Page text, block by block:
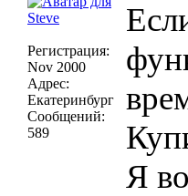
Регистрация:
Nov 2000
Адрес:
Екатеринбург
Сообщений:
589
Я